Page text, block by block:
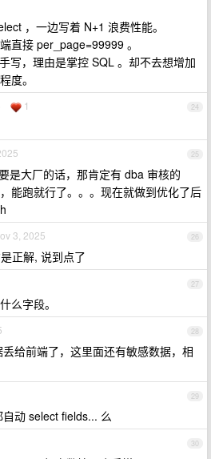
，一边写着 N+1 浪费性能。
直接 per_page=99999 。
写，理由是掌控 SQL 。却不去想增加
度。
24
1
25
是大厂的话，那肯定有 dba 审核的
能跑就行了。。。现在就做到优化了后
26
3, 2025
正解, 说到点了
27
么字段。
28
给前端了，这里面还有敏感数据，相
29
动 select fields... 么
30